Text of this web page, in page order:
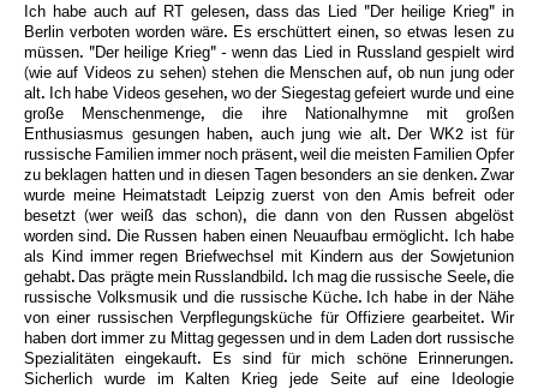
Ich habe auch auf RT gelesen, dass das Lied "Der heilige Krieg" in
Berlin verboten worden wäre. Es erschüttert einen, so etwas lesen zu
müssen. "Der heilige Krieg" - wenn das Lied in Russland gespielt wird
(wie auf Videos zu sehen) stehen die Menschen auf, ob nun jung oder
alt. Ich habe Videos gesehen, wo der Siegestag gefeiert wurde und eine
große Menschenmenge, die ihre Nationalhymne mit großen
Enthusiasmus gesungen haben, auch jung wie alt. Der WK2 ist für
russische Familien immer noch präsent, weil die meisten Familien Opfer
zu beklagen hatten und in diesen Tagen besonders an sie denken. Zwar
wurde meine Heimatstadt Leipzig zuerst von den Amis befreit oder
besetzt (wer weiß das schon), die dann von den Russen abgelöst
worden sind. Die Russen haben einen Neuaufbau ermöglicht. Ich habe
als Kind immer regen Briefwechsel mit Kindern aus der Sowjetunion
gehabt. Das prägte mein Russlandbild. Ich mag die russische Seele, die
russische Volksmusik und die russische Küche. Ich habe in der Nähe
von einer russischen Verpflegungsküche für Offiziere gearbeitet. Wir
haben dort immer zu Mittag gegessen und in dem Laden dort russische
Spezialitäten eingekauft. Es sind für mich schöne Erinnerungen.
Sicherlich wurde im Kalten Krieg jede Seite auf eine Ideologie